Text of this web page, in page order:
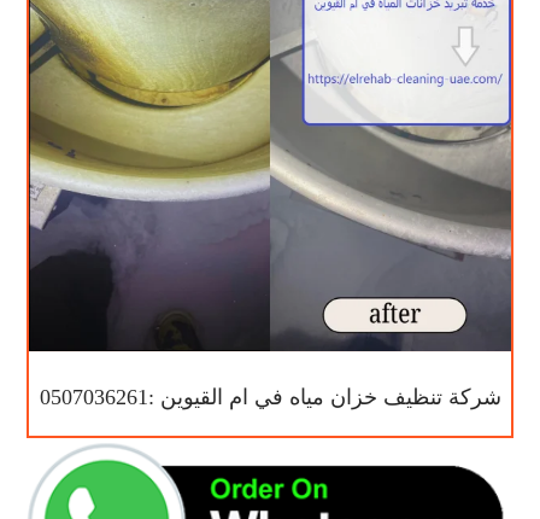
شركة تنظيف خزان مياه في ام القيوين :0507036261